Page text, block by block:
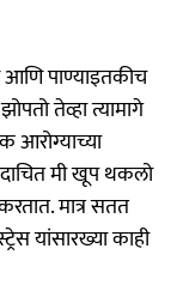
आणि पाण्याइतकीच
तेव्हा त्यामागे
मी खूप थकलो
मात्र सतत
यांसारख्या काही